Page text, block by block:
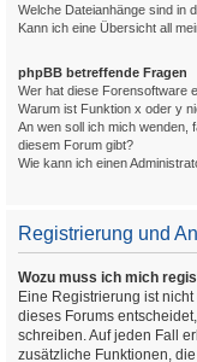
Welche Dateianhänge sind in
Kann ich eine Übersicht all
phpBB betreffende Fragen
Wer hat diese Forensoftware
Warum ist Funktion x oder y
An wen soll ich mich wenden,
diesem Forum gibt?
Wie kann ich einen
Registrierung und
Wozu muss ich mich
Eine Registrierung ist
dieses Forums
schreiben. Auf jeden Fall
zusätzliche Funktionen,